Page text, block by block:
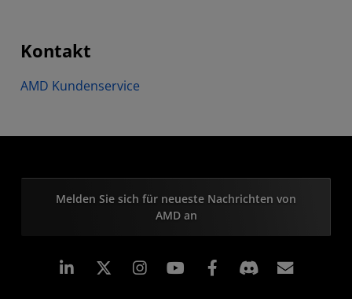
Kontakt
AMD Kundenservice
Melden Sie sich für neueste Nachrichten von
AMD an
LinkedIn Instagram Facebook